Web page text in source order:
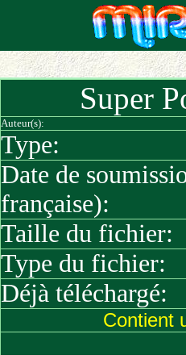
Super
Auteur(s):
Type:
Date de
française):
Taille du fichier:
Type du fichier:
Déjà téléchargé:
Contient